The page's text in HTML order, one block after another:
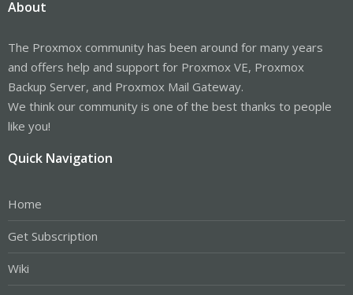
About
The Proxmox community has been around for many years
and offers help and support for Proxmox VE, Proxmox
Backup Server, and Proxmox Mail Gateway.
We think our community is one of the best thanks to people
like you!
Quick Navigation
Home
Get Subscription
Wiki